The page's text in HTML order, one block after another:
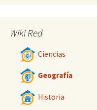
Wiki Red
Ciencias
Geografía
Historia